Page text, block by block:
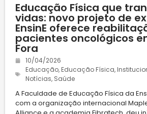
Educação Física que
vidas: novo projeto de
EnsinE oferece
pacientes oncológicos
Fora
10/04/2026
Educação, Educação Física,
Notícias, Saúde
A Faculdade de Educação Física da
com a organização internacional